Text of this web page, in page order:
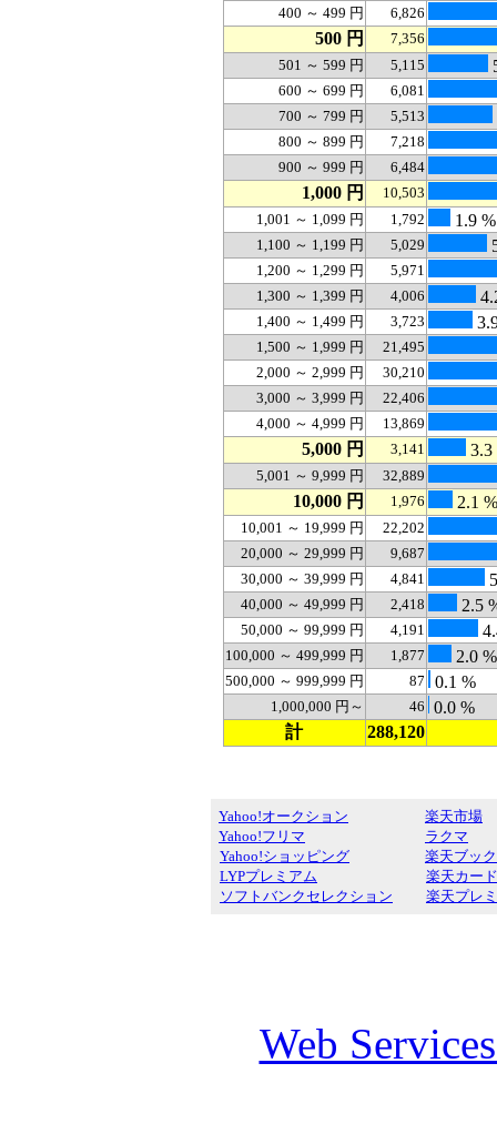
400 ～ 499 円
6,826
500 円
7,356
501 ～ 599 円
5,115
600 ～ 699 円
6,081
700 ～ 799 円
5,513
800 ～ 899 円
7,218
900 ～ 999 円
6,484
1,000 円
10,503
1,001 ～ 1,099 円
1,792 1.9 %
1,100 ～ 1,199 円 5,029
1,200 ～ 1,299 円
5,971
1,300 ～ 1,399 円
4,006
1,400 ～ 1,499 円 3,723
1,500 ～ 1,999 円
21,495
2,000 ～ 2,999 円
30,210
3,000 ～ 3,999 円
22,406
4,000 ～ 4,999 円
13,869
5,000 円 3,141 3.3
5,001 ～ 9,999 円 32,889
10,000 円 1,976 2.1 %
10,001 ～ 19,999 円
22,202
20,000 ～ 29,999 円
9,687
30,000 ～ 39,999 円
4,841
40,000 ～ 49,999 円 2,418 2.5
50,000 ～ 99,999 円 4,191
100,000 ～ 499,999 円 1,877 2.0 %
500,000 ～ 999,999 円 87 0.1 %
1,000,000 円～ 46 0.0 %
計
288,120
Yahoo!オークション
Yahoo!フリマ
Yahoo!ショッピング
LYPプレミアム
ソフトバンクセレクション
楽天市場
ラクマ
楽天ブッ
楽天カード
楽天プレ
Web